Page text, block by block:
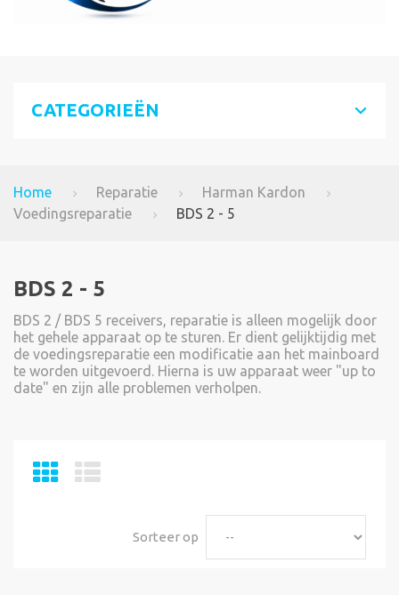
CATEGORIEËN
Home Reparatie
Harman Kardon
Voedingsreparatie
BDS 2 - 5
BDS 2 - 5
BDS 2 / BDS 5 receivers, reparatie is alleen mogelijk door
het gehele apparaat op te sturen. Er dient gelijktijdig met
de voedingsreparatie een modificatie aan het mainboard
te worden uitgevoerd. Hierna is uw apparaat weer "up to
date" en zijn alle problemen verholpen.
Sorteer op